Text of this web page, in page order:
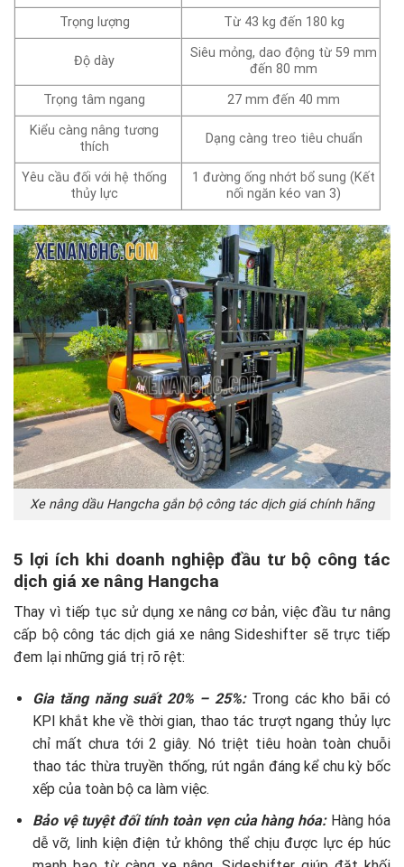
Trọng lượng
Từ 43 kg đến 180 kg
Độ dày
Siêu mỏng, dao động từ 59 mm
đến 80 mm
Trọng tâm ngang
27 mm đến 40 mm
Kiểu càng nâng tương
thích
Dạng càng treo tiêu chuẩn
Yêu cầu đối với hệ thống
thủy lực
1 đường ống nhớt bổ sung (Kết
nối ngăn kéo van 3)
Xe nâng dầu Hangcha gắn bộ công tác dịch giá chính hãng
5 lợi ích khi doanh nghiệp đầu tư bộ công tác
dịch giá xe nâng Hangcha
Thay vì tiếp tục sử dụng xe nâng cơ bản, việc đầu tư nâng
cấp bộ công tác dịch giá xe nâng Sideshifter sẽ trực tiếp
đem lại những giá trị rõ rệt:
Gia tăng năng suất 20% – 25%: Trong các kho bãi có
KPI khắt khe về thời gian, thao tác trượt ngang thủy lực
chỉ mất chưa tới 2 giây. Nó triệt tiêu hoàn toàn chuỗi
thao tác thừa truyền thống, rút ngắn đáng kể chu kỳ bốc
xếp của toàn bộ ca làm việc.
Bảo vệ tuyệt đối tính toàn vẹn của hàng hóa: Hàng hóa
dễ vỡ, linh kiện điện tử không thể chịu được lực ép húc